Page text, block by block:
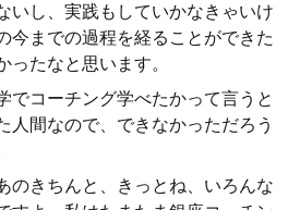
いし、実践もしていかなきゃいけ
今までの過程を経ることができた
たなと思います。
でコーチング学べたかって言うと
人間なので、できなかっただろう
のきちんと、きっとね、いろんな